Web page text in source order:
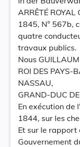
ARRÊTÉ
1845, N° 567b,
quatre
travaux publics.
Nous
ROI DES PAYS-
NASSAU,
GRAND-DUC
En exécution
1844, sur les
Et sur le rapport
Gouvernement